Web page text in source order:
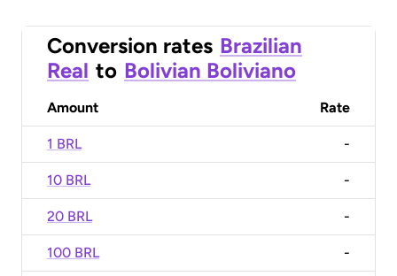
Conversion rates Brazilian
Real to Bolivian Boliviano
Amount Rate
1 BRL -
10 BRL -
20 BRL -
100 BRL -